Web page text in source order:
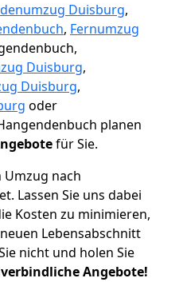
Duisburg,
, Fernumzug
Duisburg,
Duisburg,
oder
planen
für Sie.
nach
Lassen Sie uns dabei
Kosten zu minimieren,
Lebensabschnitt
nicht und holen Sie
Angebote!